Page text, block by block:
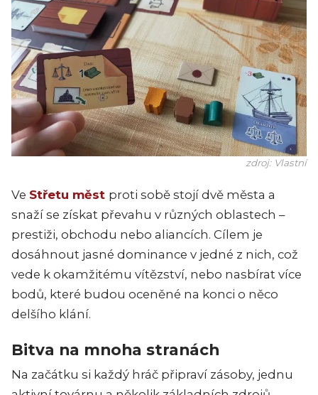
zdroj: Vlastní
Ve Střetu měst proti sobě stojí dvě města a
snaží se získat převahu v různých oblastech –
prestiži, obchodu nebo aliancích. Cílem je
dosáhnout jasné dominance v jedné z nich, což
vede k okamžitému vítězství, nebo nasbírat více
bodů, které budou oceněné na konci o něco
delšího klání.
Bitva na mnoha stranách
Na začátku si každý hráč připraví zásoby, jednu